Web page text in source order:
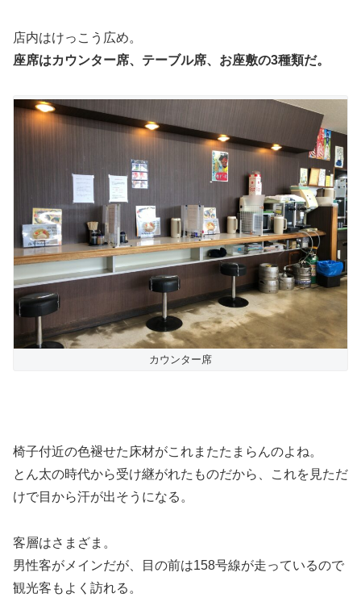
店内はけっこう広め。
座席はカウンター席、テーブル席、お座敷の3種類だ。
カウンター席
椅子付近の色褪せた床材がこれまたたまらんのよね。
とん太の時代から受け継がれたものだから、これを見ただ
けで目から汗が出そうになる。
客層はさまざま。
男性客がメインだが、目の前は158号線が走っているので
観光客もよく訪れる。